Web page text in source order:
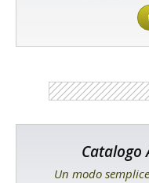
Catalogo
Un modo